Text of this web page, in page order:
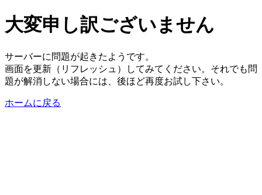
大変申し訳ございません
サーバーに問題が起きたようです。
画面を更新（リフレッシュ）してみてください。それでも問
題が解消しない場合には、後ほど再度お試し下さい。
ホームに戻る